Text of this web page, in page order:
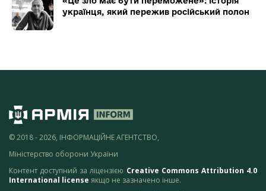
українця, який пережив російський полон
© 2018 - 2026, ІНФОРМАЦІЙНЕ АГЕНТСТВО,
Міністерство оборони України
Контент доступний за ліцензією Creative Commons Attribution 4.0
International license якщо не зазначено інше.